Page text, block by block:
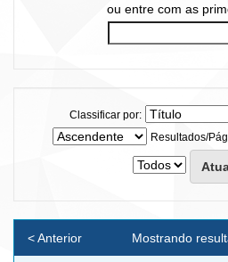
ou entre com as
Classificar por:
Resultados/
Mostrando
< Anterior